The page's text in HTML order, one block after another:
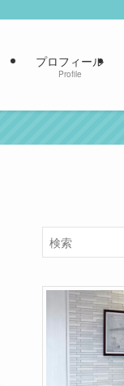
プロフィール
Profile